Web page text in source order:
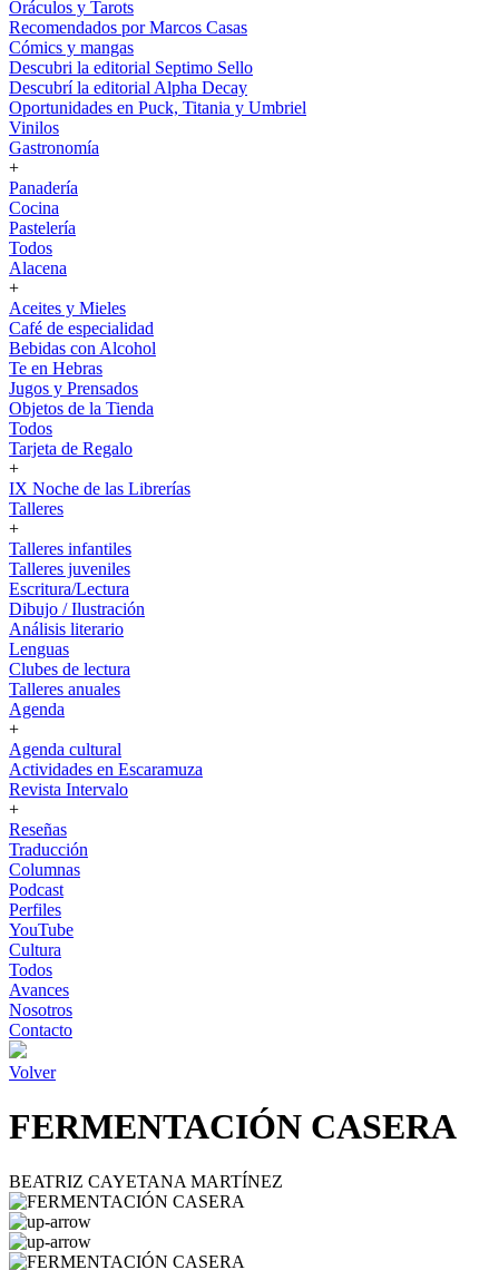
Oráculos y Tarots
Recomendados por Marcos Casas
Cómics y mangas
Descubri la editorial Septimo Sello
Descubrí la editorial Alpha Decay
Oportunidades en Puck, Titania y Umbriel
Vinilos
Gastronomía
+
Panadería
Cocina
Pastelería
Todos
Alacena
+
Aceites y Mieles
Café de especialidad
Bebidas con Alcohol
Te en Hebras
Jugos y Prensados
Objetos de la Tienda
Todos
Tarjeta de Regalo
+
IX Noche de las Librerías
Talleres
+
Talleres infantiles
Talleres juveniles
Escritura/Lectura
Dibujo / Ilustración
Análisis literario
Lenguas
Clubes de lectura
Talleres anuales
Agenda
+
Agenda cultural
Actividades en Escaramuza
Revista Intervalo
+
Reseñas
Traducción
Columnas
Podcast
Perfiles
YouTube
Cultura
Todos
Avances
Nosotros
Contacto
Volver
FERMENTACIÓN CASERA
BEATRIZ CAYETANA MARTÍNEZ